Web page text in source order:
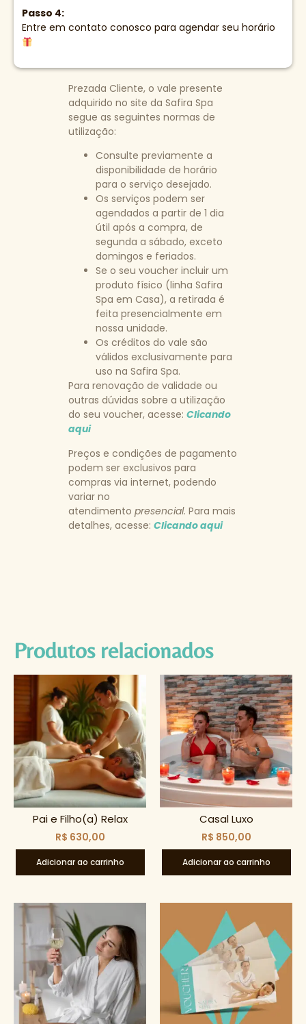
Passo 4:
Entre em contato conosco para agendar seu horário
Prezada Cliente, o vale presente
adquirido no site da Safira Spa
segue as seguintes normas de
utilização:
Consulte previamente a
disponibilidade de horário
para o serviço desejado.
Os serviços podem ser
agendados a partir de 1 dia
útil após a compra, de
segunda a sábado, exceto
domingos e feriados.
Se o seu voucher incluir um
produto físico (linha Safira
Spa em Casa), a retirada é
feita presencialmente em
nossa unidade.
Os créditos do vale são
válidos exclusivamente para
uso na Safira Spa.
Para renovação de validade ou
outras dúvidas sobre a utilização
do seu voucher, acesse: Clicando
aqui
Preços e condições de pagamento
podem ser exclusivos para
compras via internet, podendo
variar no
atendimento presencial. Para mais
detalhes, acesse: Clicando aqui
Produtos relacionados
Pai e Filho(a) Relax
R$ 630,00
Adicionar ao carrinho
Casal Luxo
R$ 850,00
Adicionar ao carrinho